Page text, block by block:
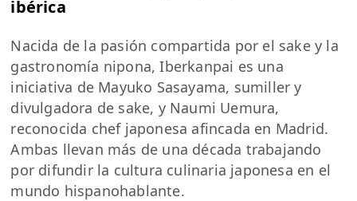
ibérica
Nacida de la pasión compartida por el sake y la
gastronomía nipona, Iberkanpai es una
iniciativa de Mayuko Sasayama, sumiller y
divulgadora de sake, y Naumi Uemura,
reconocida chef japonesa afincada en Madrid.
Ambas llevan más de una década trabajando
por difundir la cultura culinaria japonesa en el
mundo hispanohablante.